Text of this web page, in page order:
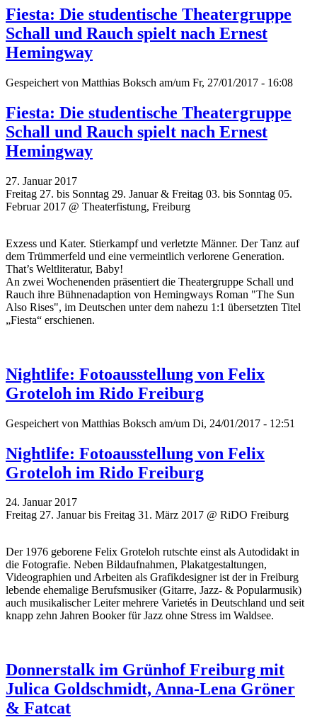
Fiesta: Die studentische Theatergruppe
Schall und Rauch spielt nach Ernest
Hemingway
Gespeichert von Matthias Boksch am/um Fr, 27/01/2017 - 16:08
Fiesta: Die studentische Theatergruppe
Schall und Rauch spielt nach Ernest
Hemingway
27. Januar 2017
Freitag 27. bis Sonntag 29. Januar & Freitag 03. bis Sonntag 05.
Februar 2017 @ Theaterfistung, Freiburg
Exzess und Kater. Stierkampf und verletzte Männer. Der Tanz auf
dem Trümmerfeld und eine vermeintlich verlorene Generation.
That’s Weltliteratur, Baby!
An zwei Wochenenden präsentiert die Theatergruppe Schall und
Rauch ihre Bühnenadaption von Hemingways Roman "The Sun
Also Rises", im Deutschen unter dem nahezu 1:1 übersetzten Titel
„Fiesta“ erschienen.
Nightlife: Fotoausstellung von Felix
Groteloh im Rido Freiburg
Gespeichert von Matthias Boksch am/um Di, 24/01/2017 - 12:51
Nightlife: Fotoausstellung von Felix
Groteloh im Rido Freiburg
24. Januar 2017
Freitag 27. Januar bis Freitag 31. März 2017 @ RiDO Freiburg
Der 1976 geborene Felix Groteloh rutschte einst als Autodidakt in
die Fotografie. Neben Bildaufnahmen, Plakatgestaltungen,
Videographien und Arbeiten als Grafikdesigner ist der in Freiburg
lebende ehemalige Berufsmusiker (Gitarre, Jazz- & Popularmusik)
auch musikalischer Leiter mehrere Varietés in Deutschland und seit
knapp zehn Jahren Booker für Jazz ohne Stress im Waldsee.
Donnerstalk im Grünhof Freiburg mit
Julica Goldschmidt, Anna-Lena Gröner
& Fatcat